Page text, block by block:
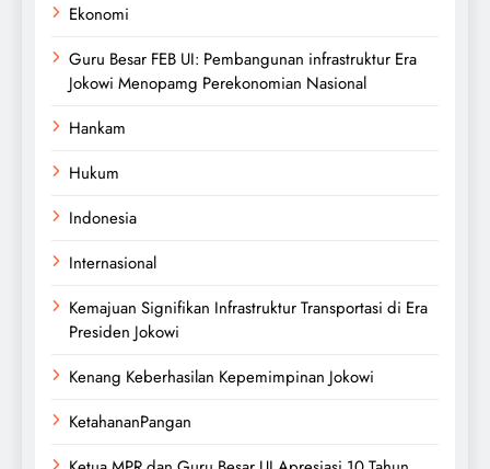
Ekonomi
Guru Besar FEB UI: Pembangunan infrastruktur Era
Jokowi Menopamg Perekonomian Nasional
Hankam
Hukum
Indonesia
Internasional
Kemajuan Signifikan Infrastruktur Transportasi di Era
Presiden Jokowi
Kenang Keberhasilan Kepemimpinan Jokowi
KetahananPangan